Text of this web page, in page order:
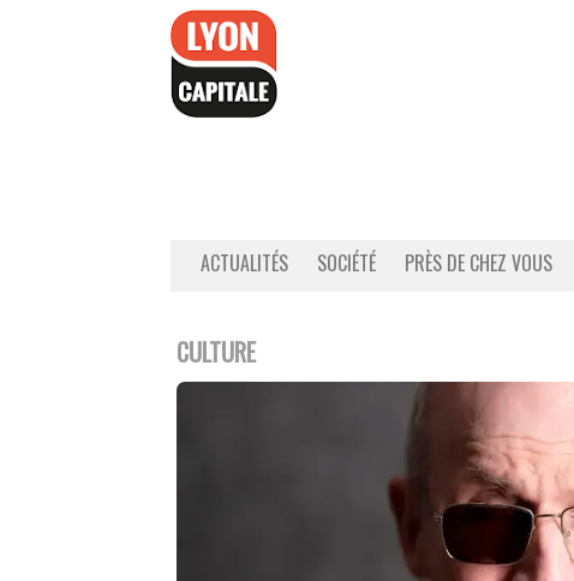
ACTUALITÉS SOCIÉTÉ PRÈS DE CHEZ VOUS
CULTURE